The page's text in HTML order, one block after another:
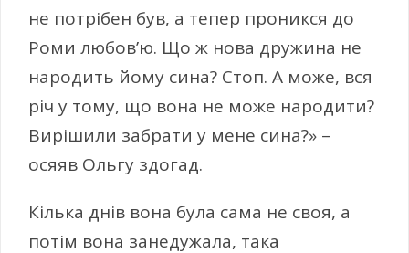
не потрібен був, а тепер проникся до
Роми любов’ю. Що ж нова дружина не
народить йому сина? Стоп. А може, вся
річ у тому, що вона не може народити?
Вирішили забрати у мене сина?» –
осяяв Ольгу здогад.
Кілька днів вона була сама не своя, а
потім вона занедужала, така